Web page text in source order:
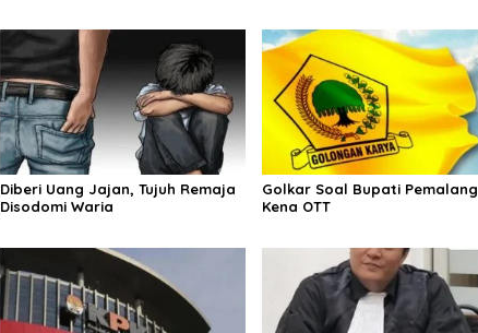
Diberi Uang Jajan, Tujuh Remaja
Disodomi Waria
Golkar Soal Bupati Pemalang
Kena OTT